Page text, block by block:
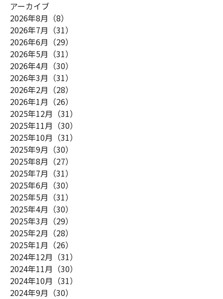
アーカイブ
2026年8月（8）
2026年7月（31）
2026年6月（29）
2026年5月（31）
2026年4月（30）
2026年3月（31）
2026年2月（28）
2026年1月（26）
2025年12月（31）
2025年11月（30）
2025年10月（31）
2025年9月（30）
2025年8月（27）
2025年7月（31）
2025年6月（30）
2025年5月（31）
2025年4月（30）
2025年3月（29）
2025年2月（28）
2025年1月（26）
2024年12月（31）
2024年11月（30）
2024年10月（31）
2024年9月（30）